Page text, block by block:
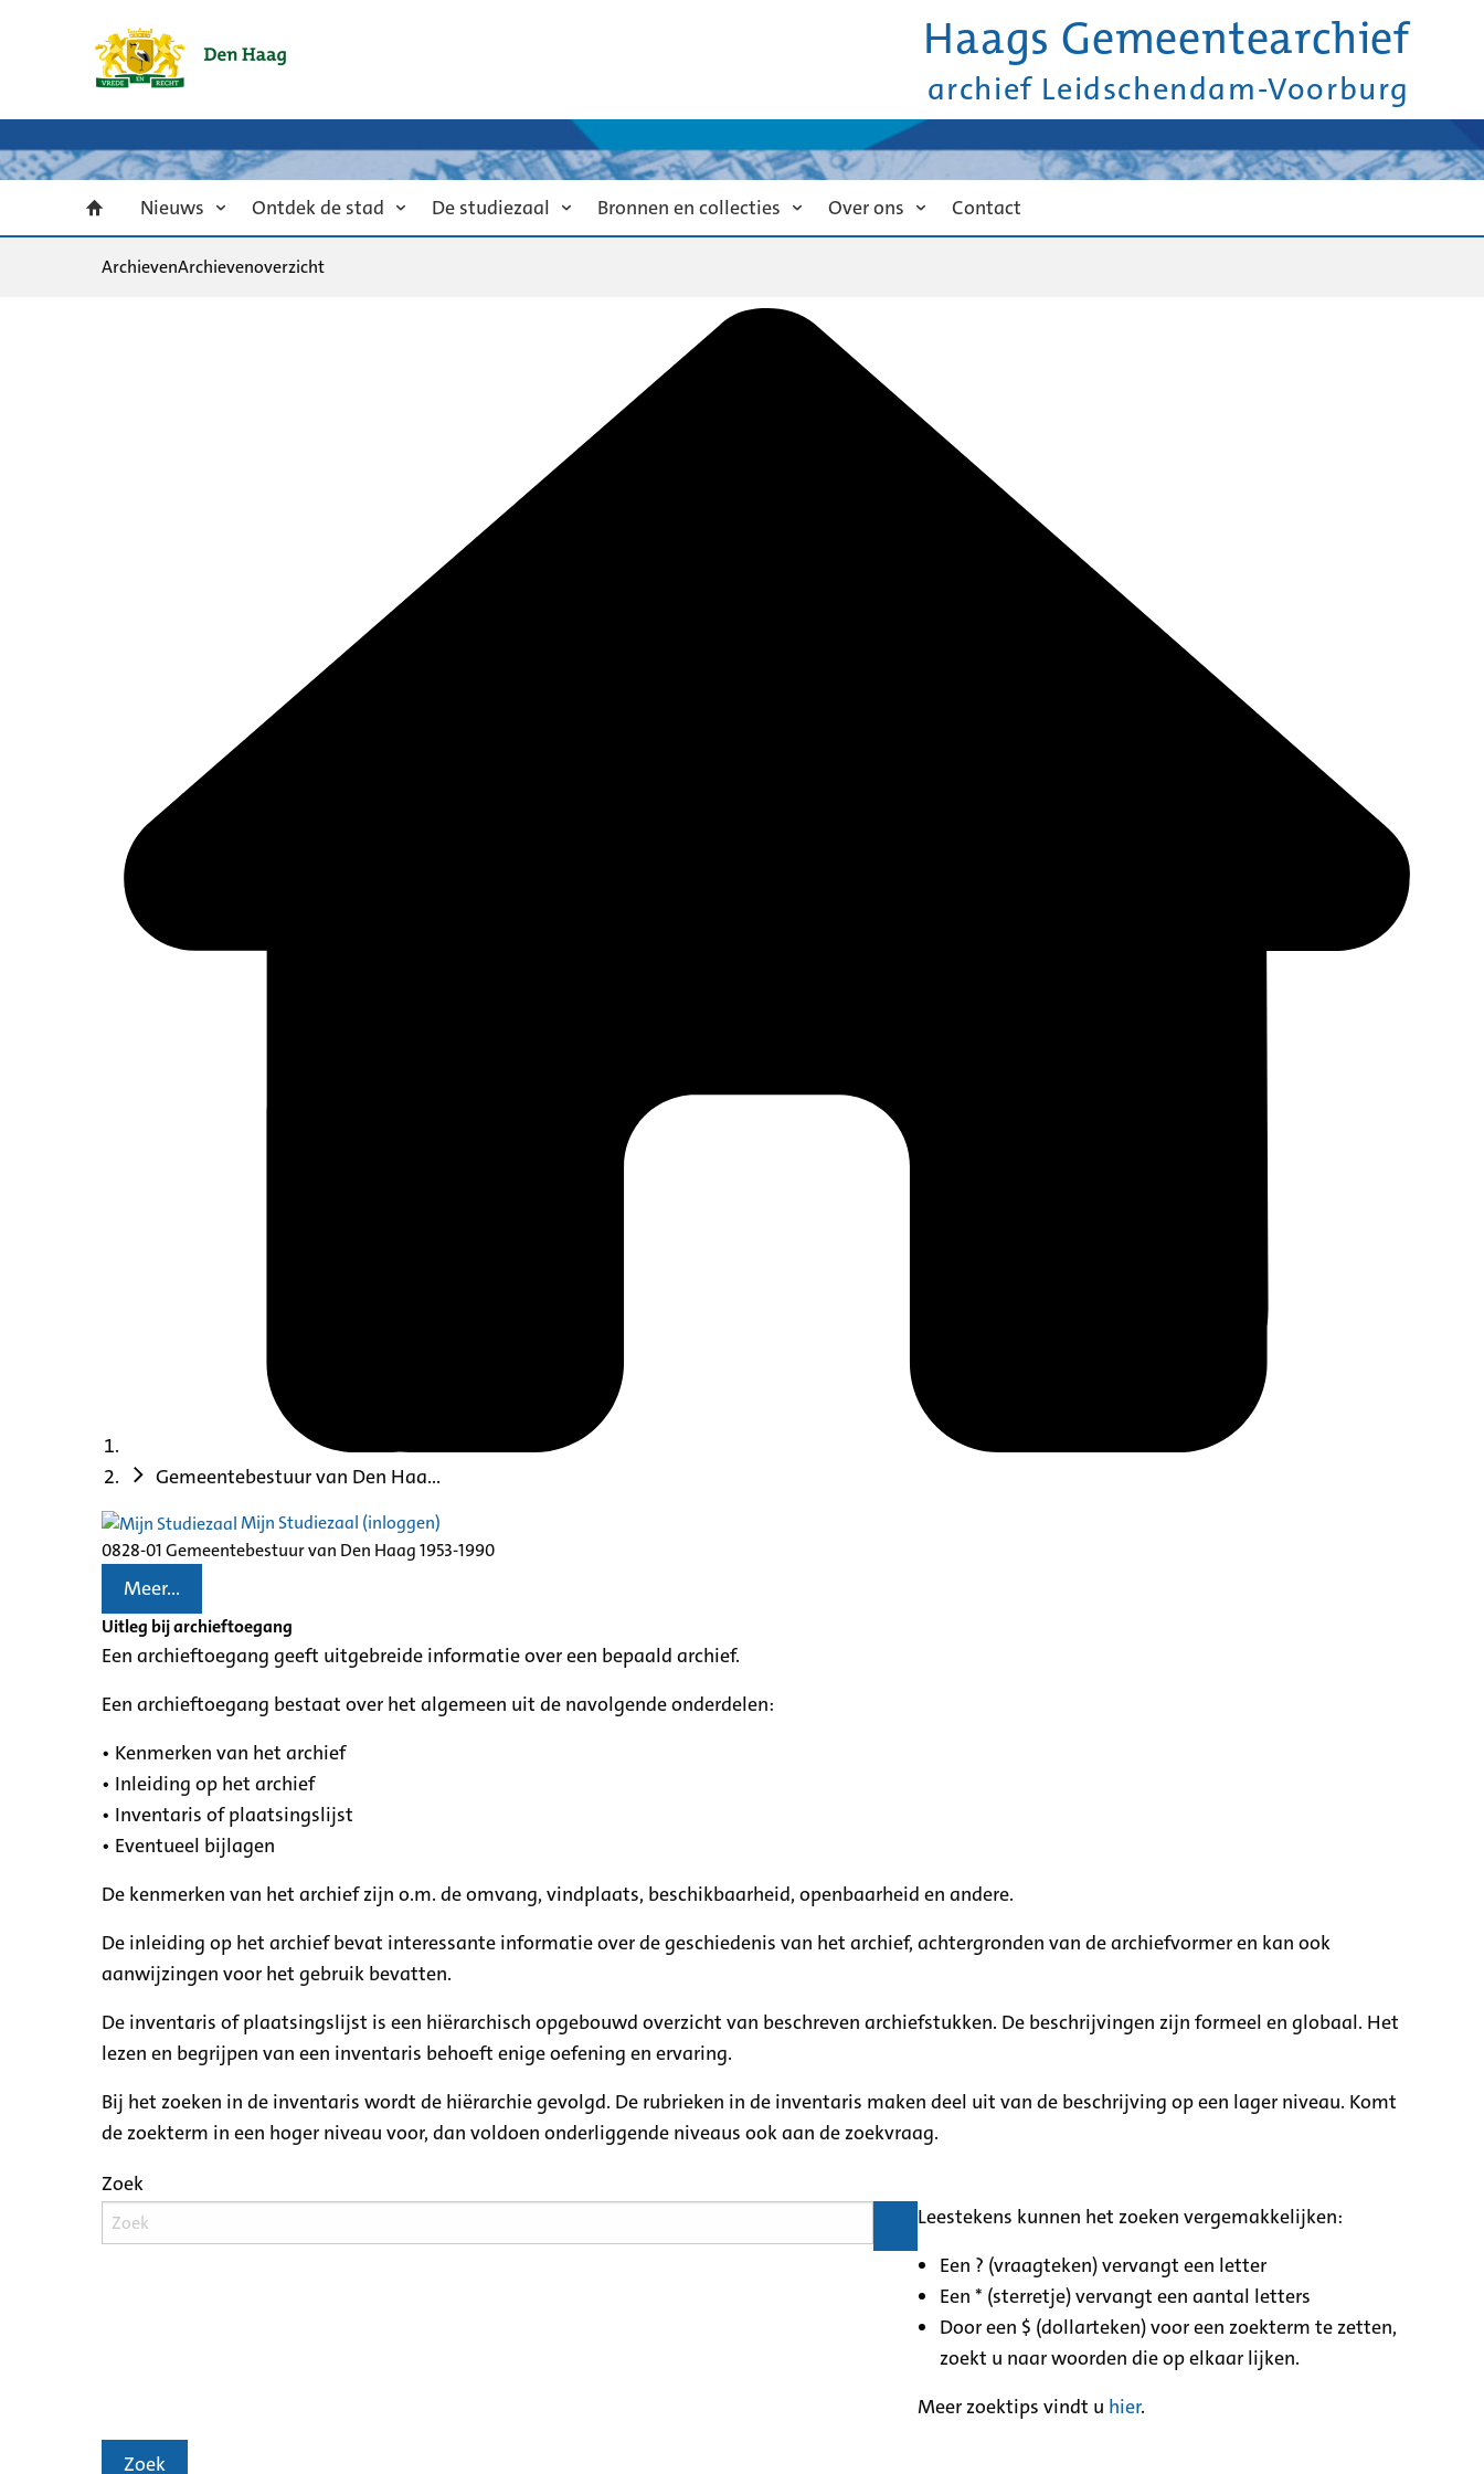
Haags Gemeentearchief
archief Leidschendam-Voorburg
Nieuws Ontdek de stad De studiezaal Bronnen en collecties Over ons Contact
ArchievenArchievenoverzicht
Gemeentebestuur van Den Haa...
Mijn Studiezaal (inloggen)
0828-01 Gemeentebestuur van Den Haag 1953-1990
Meer...
Uitleg bij archieftoegang
Een archieftoegang geeft uitgebreide informatie over een bepaald archief.
Een archieftoegang bestaat over het algemeen uit de navolgende onderdelen:
• Kenmerken van het archief
• Inleiding op het archief
• Inventaris of plaatsingslijst
• Eventueel bijlagen
De kenmerken van het archief zijn o.m. de omvang, vindplaats, beschikbaarheid, openbaarheid en andere.
De inleiding op het archief bevat interessante informatie over de geschiedenis van het archief, achtergronden van de archiefvormer en kan ook
aanwijzingen voor het gebruik bevatten.
De inventaris of plaatsingslijst is een hiërarchisch opgebouwd overzicht van beschreven archiefstukken. De beschrijvingen zijn formeel en globaal. Het
lezen en begrijpen van een inventaris behoeft enige oefening en ervaring.
Bij het zoeken in de inventaris wordt de hiërarchie gevolgd. De rubrieken in de inventaris maken deel uit van de beschrijving op een lager niveau. Komt
de zoekterm in een hoger niveau voor, dan voldoen onderliggende niveaus ook aan de zoekvraag.
Zoek
Leestekens kunnen het zoeken vergemakkelijken:
Een ? (vraagteken) vervangt een letter
Een * (sterretje) vervangt een aantal letters
Door een $ (dollarteken) voor een zoekterm te zetten,
zoekt u naar woorden die op elkaar lijken.
Meer zoektips vindt u hier.
Zoek